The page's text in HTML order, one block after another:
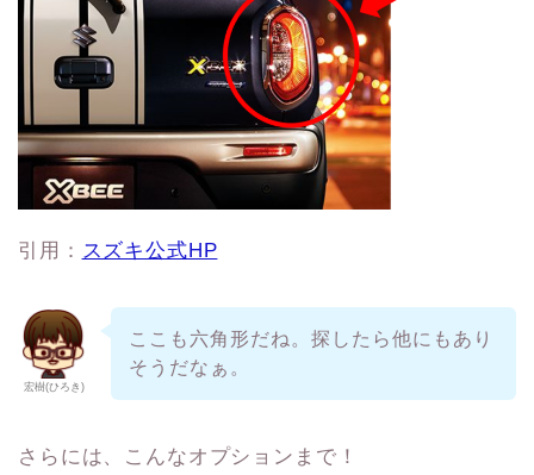
引用： スズキ公式HP
宏樹(ひろき)
ここも六角形だね。探したら他にもあり
そうだなぁ。
さらには、こんなオプションまで！